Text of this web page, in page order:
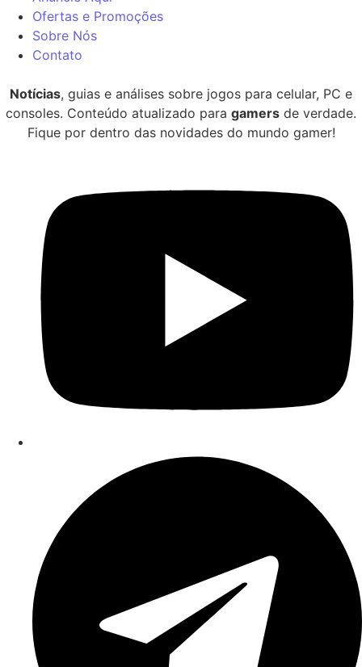
Ofertas e Promoções
Sobre Nós
Contato
Notícias, guias e análises sobre jogos para celular, PC e
consoles. Conteúdo atualizado para gamers de verdade.
Fique por dentro das novidades do mundo gamer!